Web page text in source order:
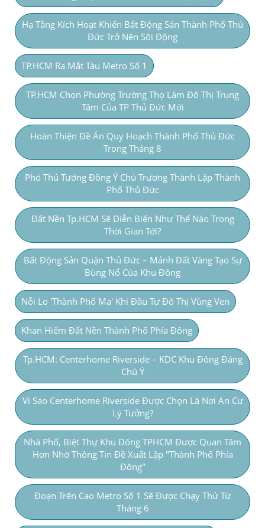
Hạ Tầng Kích Hoạt Khiến Bất Động Sản Thành Phố Thủ
Đức Trở Nên Sôi Động
TP.HCM Ra Mắt Tàu Metro Số 1
TP.HCM Chọn Phường Trường Thọ Làm Đô Thị Trung
Tâm Của TP Thủ Đức Mới
Hoàn Thiện Đề Án Quy Hoạch Thành Phố Thủ Đức
Trong Tháng 8
Phó Thủ Tướng Đồng Ý Chủ Trương Thành Lập Thành
Phố Thủ Đức
Đất Nền Tp.HCM Sẽ Diễn Biến Như Thế Nào Trong
Thời Gian Tới?
Bất Động Sản Quận Thủ Đức – Mảnh Đất Vàng Tạo Sự
Bùng Nổ Của Khu Đông
Nỗi Lo 'thành Phố Ma' Khi Đầu Tư Đô Thị Vùng Ven
Khan Hiếm Đất Nền Thành Phố Phía Đông
Tp.HCM: Centerhome Riverside – KDC Khu Đông Đáng
Chú Ý
Vì Sao Centerhome Riverside Được Chọn Là Nơi An Cư
Lý Tưởng?
Nhà Phố, Biệt Thự Khu Đông TPHCM Được Quan Tâm
Hơn Nhờ Thông Tin Đề Xuất Lập "thành Phố Phía
Đông"
Đoạn Trên Cao Metro Số 1 Sẽ Được Chạy Thử Từ
Tháng 6